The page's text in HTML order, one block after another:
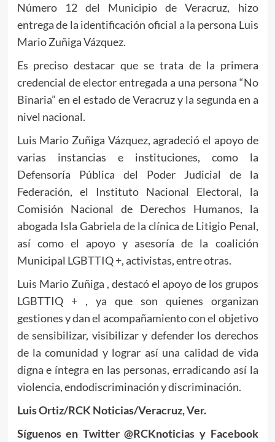
Número 12 del Municipio de Veracruz, hizo
entrega de la identificación oficial a la persona Luis
Mario Zuñiga Vázquez.
Es preciso destacar que se trata de la primera
credencial de elector entregada a una persona “No
Binaria” en el estado de Veracruz y la segunda en a
nivel nacional.
Luis Mario Zuñiga Vázquez, agradeció el apoyo de
varias instancias e instituciones, como la
Defensoría Pública del Poder Judicial de la
Federación, el Instituto Nacional Electoral, la
Comisión Nacional de Derechos Humanos, la
abogada Isla Gabriela de la clínica de Litigio Penal,
así como el apoyo y asesoría de la coalición
Municipal LGBTTIQ +, activistas, entre otras.
Luis Mario Zuñiga , destacó el apoyo de los grupos
LGBTTIQ + , ya que son quienes organizan
gestiones y dan el acompañamiento con el objetivo
de sensibilizar, visibilizar y defender los derechos
de la comunidad y lograr así una calidad de vida
digna e íntegra en las personas, erradicando así la
violencia, endodiscriminación y discriminación.
Luis Ortiz/RCK Noticias/Veracruz, Ver.
Síguenos en Twitter @RCKnoticias y Facebook